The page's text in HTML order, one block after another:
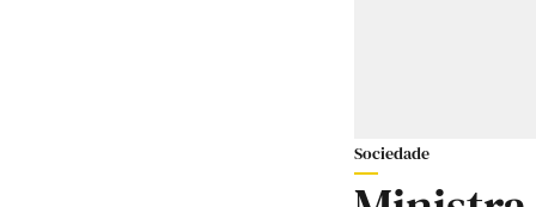
Sociedade